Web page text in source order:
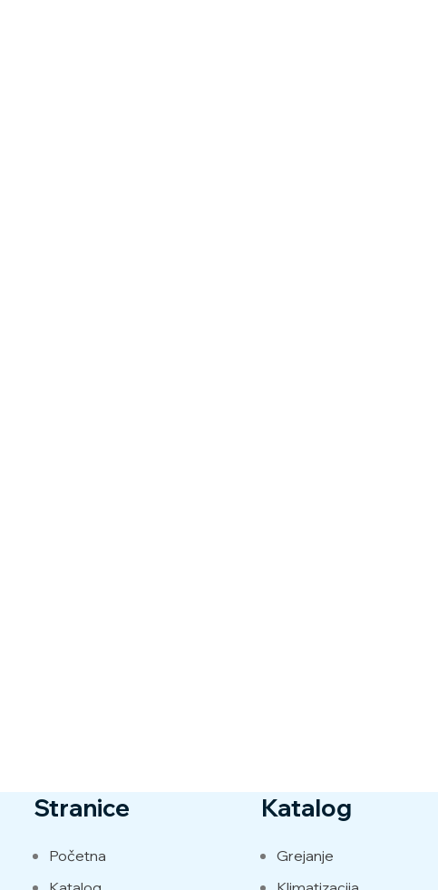
Stranice
Početna
Katalog
Grejanje